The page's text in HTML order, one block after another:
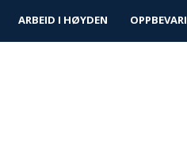
Finn forhandler| Kundeservice
ARBEID I HØYDEN